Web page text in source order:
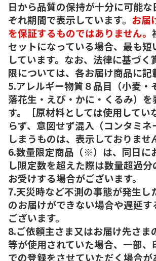
日から品質の保持が十分に可能
ぞれ期間で表示しています。 お届
を保証するものではありません。
セットになっている場合、最も短
しています。なお、法律に基づく
限については、各お届け商品に記
5.アレルギー物質８品目（小麦・
落花生・えび・かに・くるみ）を
す。［原材料としては使用してい
らず、意図せず混入（コンタミネ
しまうものは、表示しておりませ
6.数量限定商品（※）は、同日に
し限定数を超えた際は数量超過分
お受けする場合がございます。
7.天災時など不測の事態が発生し
のお届けができない場合や遅延
ございます。
8.ご依頼主さま又はお届け先さま
等が使用されていた場合、一部、
での登録をさせていただく場合が